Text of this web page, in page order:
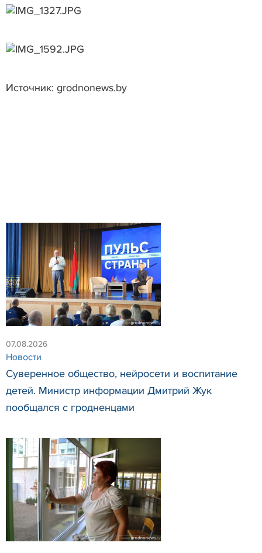
Источник: grodnonews.by
07.08.2026
Новости
Суверенное общество, нейросети и воспитание
детей. Министр информации Дмитрий Жук
пообщался с гродненцами